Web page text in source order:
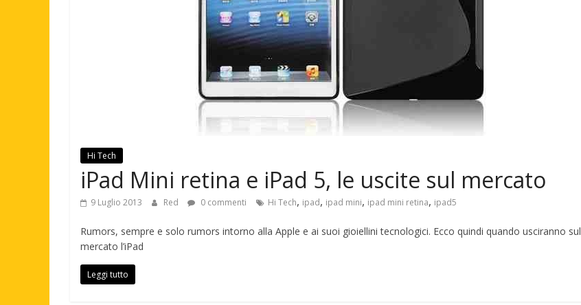
Hi Tech
iPad Mini retina e iPad 5, le uscite sul mercato
9 Luglio 2013 Red 0 commenti Hi Tech, ipad, ipad mini, ipad mini retina, ipad5
Rumors, sempre e solo rumors intorno alla Apple e ai suoi gioiellini tecnologici. Ecco quindi quando usciranno sul
mercato l’iPad
Leggi tutto